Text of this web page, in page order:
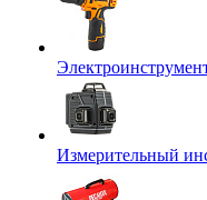
Измерительный